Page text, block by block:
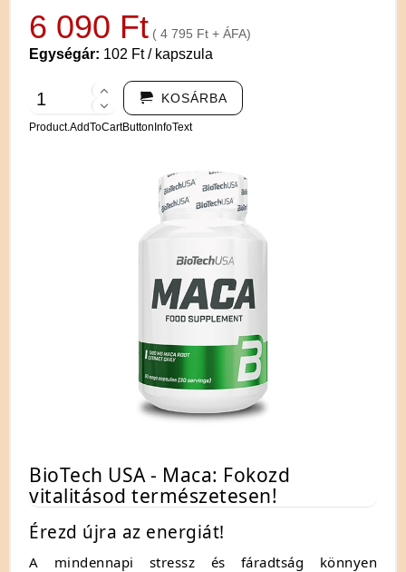
6 090 Ft ( 4 795 Ft + ÁFA)
Egységár: 102 Ft / kapszula
KOSÁRBA
Product.AddToCartButtonInfoText
BioTech USA - Maca: Fokozd
vitalitásod természetesen!
Érezd újra az energiát!
A mindennapi stressz és fáradtság könnyen